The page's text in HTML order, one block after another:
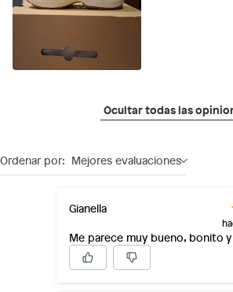
Ocultar todas las
Ordenar por: Mejores evaluaciones
Gianella
Me parece muy bueno, bonito